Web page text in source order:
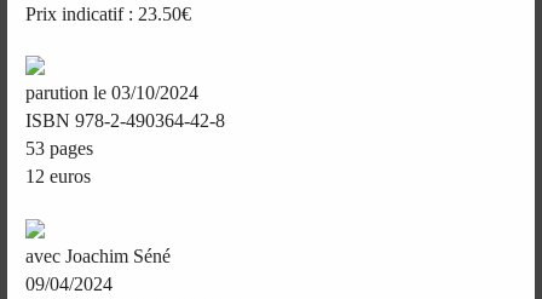
Prix indicatif : 23.50€
parution le 03/10/2024
ISBN 978-2-490364-42-8
53 pages
12 euros
avec Joachim Séné
09/04/2024